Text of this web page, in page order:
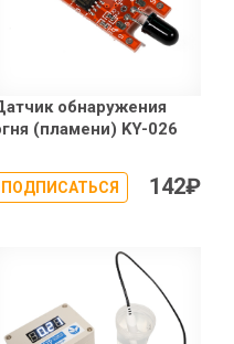
обнаружения
(пламени) KY-026
ПОДПИСАТЬСЯ 142₽